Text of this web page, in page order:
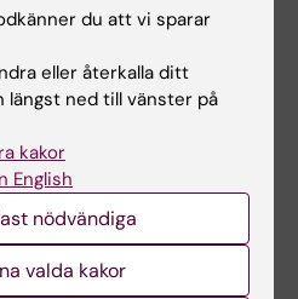
med
får examinator fatta
föreskrifter
antal
möjlighet till
från
m.m.
samt nivån på
kunskaper och
du att vi sparar
eller återkalla ditt
längst ned till vänster på
kakor
English
nödvändiga
valda kakor